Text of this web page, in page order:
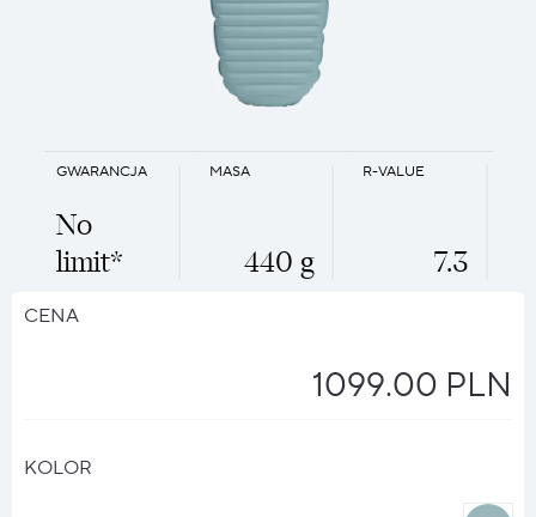
MASA
440 g
R-VALUE
7.3
GWARANCJA
No
limit*
CENA
1099.00 PLN
KOLOR